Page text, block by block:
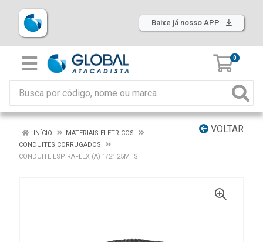
Baixe já nosso APP
0
VOLTAR
INÍCIO
MATERIAIS ELETRICOS
CONDUITES CORRUGADOS
CONDUITE ESPIRAFLEX (A) 1/2” 25MTS